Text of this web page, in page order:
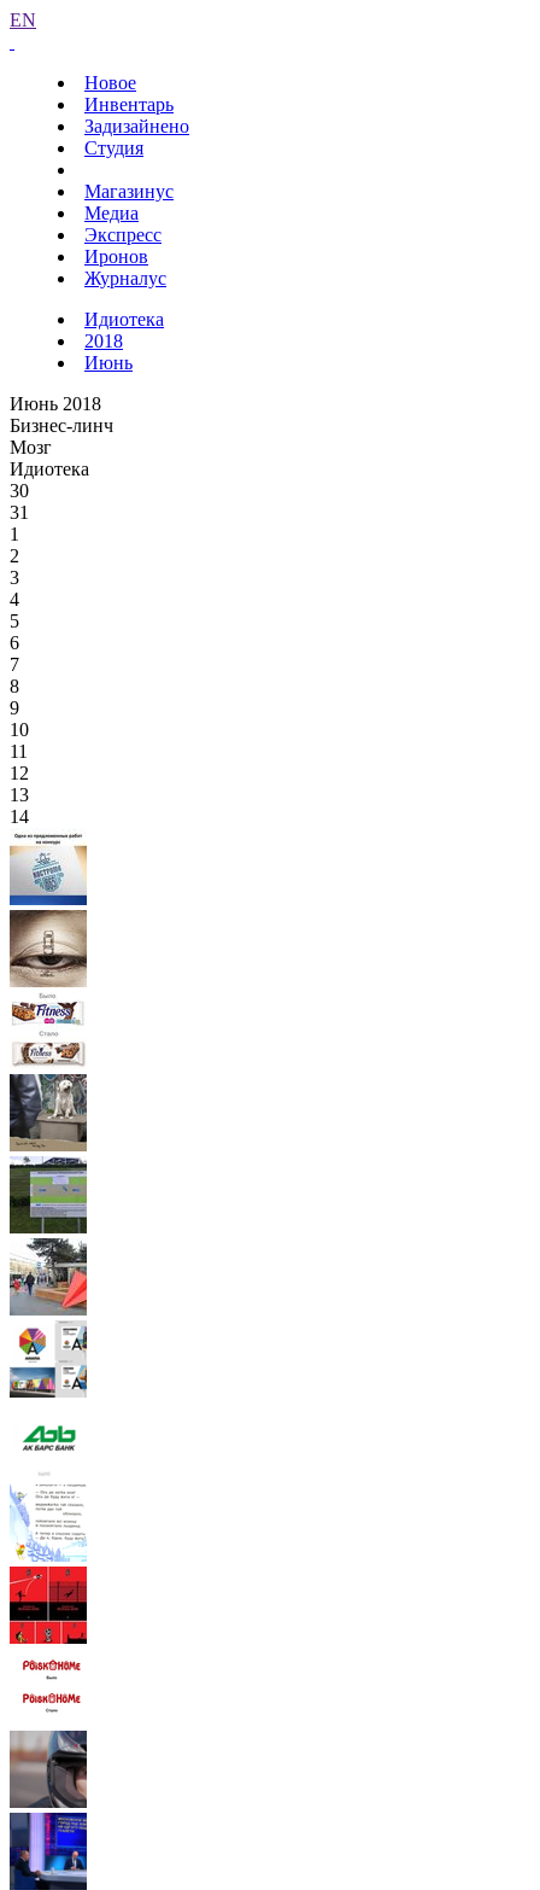
EN
Новое
Инвентарь
Задизайнено
Студия
Магазинус
Медиа
Экспресс
Иронов
Журналус
Идиотека
2018
Июнь
Июнь 2018
Бизнес-линч
Мозг
Идиотека
30
31
1
2
3
4
5
6
7
8
9
10
11
12
13
14